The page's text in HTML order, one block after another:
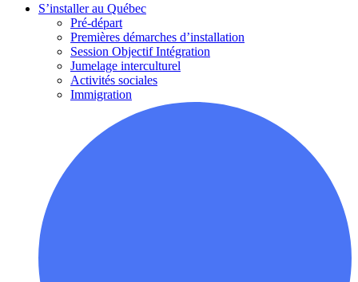
S’installer au Québec
Pré-départ
Premières démarches d’installation
Session Objectif Intégration
Jumelage interculturel
Activités sociales
Immigration